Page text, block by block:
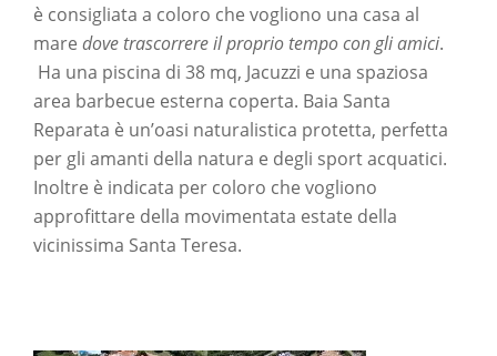
è consigliata a coloro che vogliono una casa al
mare dove trascorrere il proprio tempo con gli amici.
Ha una piscina di 38 mq, Jacuzzi e una spaziosa
area barbecue esterna coperta. Baia Santa
Reparata è un’oasi naturalistica protetta, perfetta
per gli amanti della natura e degli sport acquatici.
Inoltre è indicata per coloro che vogliono
approfittare della movimentata estate della
vicinissima Santa Teresa.